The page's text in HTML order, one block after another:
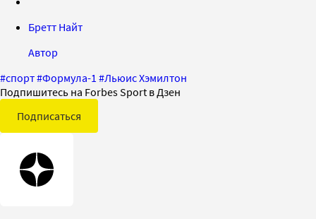
Бретт Найт
Автор
#спорт#Формула-1 #Льюис Хэмилтон
Подпишитесь на Forbes Sport в Дзен
Подписаться